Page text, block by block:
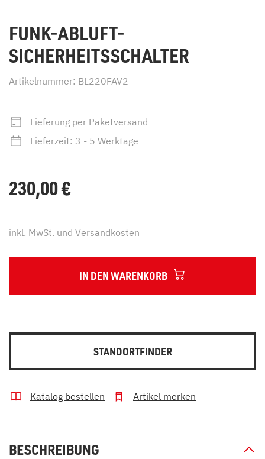
FUNK-ABLUFT-
SICHERHEITSSCHALTER
Artikelnummer: BL220FAV2
Lieferung per Paketversand
Lieferzeit: 3 - 5 Werktage
230,00€
inkl. MwSt. und Versandkosten
IN DEN WARENKORB
STANDORTFINDER
Katalog bestellen Artikel merken
BESCHREIBUNG